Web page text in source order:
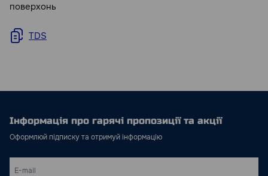
поверхонь
TDS
Інформація про гарячі пропозиції та акції
Оформлюй підписку та отримуй інформацію